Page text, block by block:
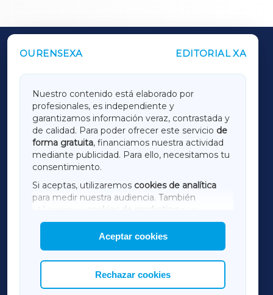
OURENSEXA EDITORIAL XA
Nuestro contenido está elaborado por
profesionales, es independiente y
garantizamos información veraz, contrastada y
de calidad. Para poder ofrecer este servicio de
forma gratuita, financiamos nuestra actividad
mediante publicidad. Para ello, necesitamos tu
consentimiento.
Si aceptas, utilizaremos cookies de analítica
para medir nuestra audiencia. También
utilizaremos
cookies de marketing
mostrar publicidad de terceros.
Asimismo, puedes personalizar la elección de
las cookies que deseas permitir.
Aceptar cookies
Rechazar cookies
OUTROS PERIÓDICOS
LUGOXA
TERRACHAXA
AMARIÑAXA
RIBEIRASACRAXA
ACORUÑAXA